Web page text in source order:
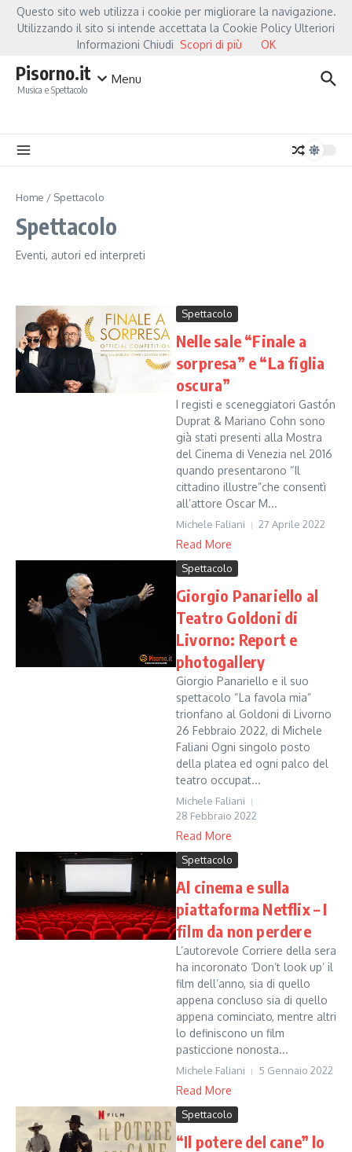
Salta al contenuto
Hot NewsFiorella Mannoia, a Capannori nasce “Anime Salve”: la data zero è
Pisorno.it
Musica e Spettacolo
Menu
Home / Spettacolo
Spettacolo
Eventi, autori ed interpreti
Spettacolo
Nelle sale “Finale a
sorpresa” e “La figlia
oscura”
I registi e sceneggiatori Gastón
Duprat & Mariano Cohn sono
già stati presenti alla Mostra
del Cinema di Venezia nel 2016
quando presentarono “Il
cittadino illustre”che consentì
all’attore Oscar M...
Michele Faliani 27 Aprile 2022
Read More
Spettacolo
Giorgio Panariello al
Teatro Goldoni di
Livorno: Report e
photogallery
Giorgio Panariello e il suo
spettacolo “La favola mia”
trionfano al Goldoni di Livorno
26 Febbraio 2022, di Michele
Faliani Ogni singolo posto
della platea ed ogni palco del
teatro occupat...
Michele Faliani
28 Febbraio 2022
Read More
Spettacolo
Al cinema e sulla
piattaforma Netflix – I
film da non perdere
L’autorevole Corriere della sera
ha incoronato ‘Don’t look up’ il
film dell’anno, sia di quello
appena concluso sia di quello
appena cominciato, mentre altri
lo definiscono un film
pasticcione nonosta...
Michele Faliani 5 Gennaio 2022
Read More
Spettacolo
“Il potere del cane” lo
Questo sito web utilizza i cookie per migliorare la navigazione.
Utilizzando il sito si intende accettata la Cookie Policy Ulteriori
Informazioni Chiudi Scopri di più OK